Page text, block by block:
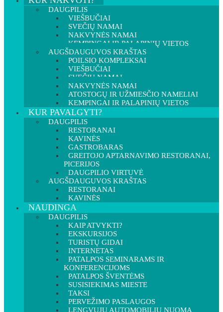
DAUGPILIS
VIEŠBUČIAI
SVEČIŲ NAMAI
NAKVYNĖS NAMAI
KEMPINGAI IR PALAPINIŲ VIETOS
AUGŠDAUGUVOS KRAŠTAS
POILSIO KOMPLEKSAI
VIEŠBUČIAI
SVEČIŲ NAMAI
NAKVYNĖS NAMAI
ATOSTOGŲ IR UŽMIESČIO NAMELIAI
KEMPINGAI IR PALAPINIŲ VIETOS
KUR PAVALGYTI?
DAUGPILIS
RESTORANAI
KAVINĖS
GASTROBARAS
GREITOJO APTARNAVIMO RESTORANAI,
PICERIJOS
DAUGPILIO VIRTUVĖ
AUGŠDAUGUVOS KRAŠTAS
RESTORANAI
KAVINĖS
NAUDINGA
DAUGPILIS
KAIP ATVYKTI?
EKSKURSIJOS
TURISTŲ GIDAI
INTERNETAS
PATALPOS SEMINARAMS IR
KONFERENCIJOMS
PATALPOS ŠVENTĖMS
SUSISIEKIMAS MIESTE
TAKSI
PERVEŽIMO PASLAUGOS
LENGVŲJŲ AUTOMOBILIŲ NUOMA